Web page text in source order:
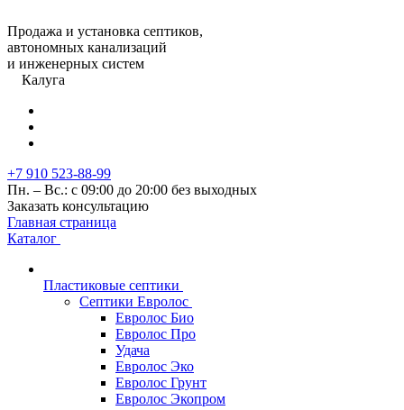
Продажа и установка септиков,
автономных канализаций
и инженерных систем
Калуга
+7 910 523-88-99
Пн. – Вс.: с 09:00 до 20:00 без выходных
Заказать консультацию
Главная страница
Каталог
Пластиковые септики
Септики Евролос
Евролос Био
Евролос Про
Удача
Евролос Эко
Евролос Грунт
Евролос Экопром